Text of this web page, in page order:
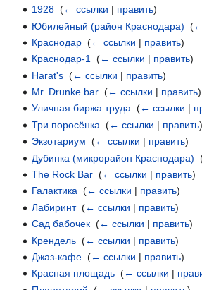
1928 ‎(← ссылки | править)
Юбилейный (район Краснодара) ‎(
Краснодар ‎(← ссылки | править)
Краснодар-1 ‎(← ссылки | править)
Harat's ‎(← ссылки | править)
Mr. Drunke bar ‎(← ссылки | править)
Уличная биржа труда ‎(← ссылки |
Три поросёнка ‎(← ссылки | править)
Экзотариум ‎(← ссылки | править)
Дубинка (микрорайон Краснодара) ‎
The Rock Bar ‎(← ссылки | править)
Галактика ‎(← ссылки | править)
Лабиринт‎(← ссылки | править)
Сад бабочек ‎(← ссылки | править)
Крендель ‎(← ссылки | править)
Джаз-кафе ‎(← ссылки | править)
Красная площадь ‎(← ссылки |